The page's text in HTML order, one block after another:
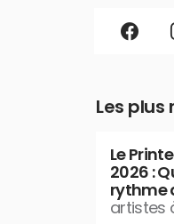
Les plus
Le
2026 :
rythme
artistes